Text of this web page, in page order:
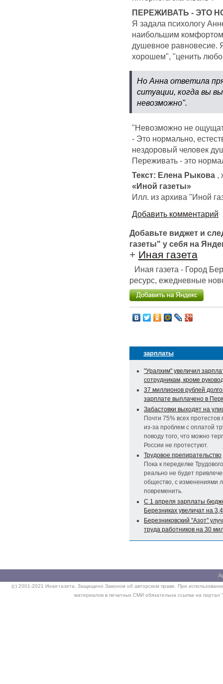
ПЕРЕЖИВАТЬ - ЭТО
Я задала психологу
наибольшим комфортом
душевное равновесие.
хорошем", "ценить
Но Анна ответила
ситуации, когда вы
невозможно".
"Невозможно не
- Это нормально,
нездоровый человек
Переживать - это
Текст: Елена Рыкова ,
«Иной газеты»
Илл. из архива "Иной
Добавить комментарий
Добавьте виджет и
газеты" у себя на
+ Иная газета
Иная газета - Город
ресурс, ежедневные
зарплаты
"Уралхим" увеличил
сотрудникам, кроме
37 миллионов рублей
зарплате выплачено в
Забастовки выходят на
Почти 75% всех протестов
из-за проблем с оплатой
поводу того, что можно
России не протестуют.
Трудовое препирательство
Пока к переделке
реально не будет
общество, с изменениями
повременить.
С 1 апреля зарплаты
Березниках увеличат на
Березниковский "Азот"
труда работников на 30
(c) 2001-2021 Иная газета. Защищено Законом об авторском праве. При
материалов в печатных СМИ обязательна ссылка на